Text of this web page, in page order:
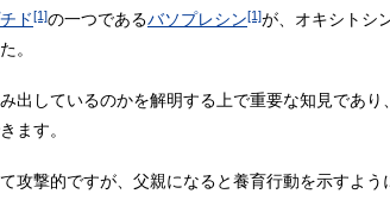
ド[1]の一つであるバソプレシン[1]が、オキシトシ
。
出しているのかを解明する上で重要な知見であ
ます。
攻撃的ですが、父親になると養育行動を示すよ